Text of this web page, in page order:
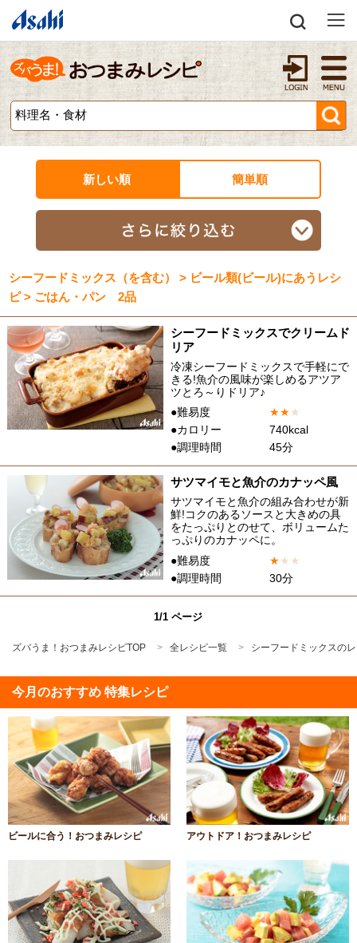
新しい順 簡単順
シーフードミックス（を含む） > ビール類(ビール)にあうレシ
ピ > ごはん・パン 2品
シーフードミックスでクリームド
リア
冷凍シーフードミックスで手軽にで
きる!魚介の風味が楽しめるアツア
ツとろ～りドリア♪
●難易度
★★★
●カロリー
740kcal
●調理時間
45分
サツマイモと魚介のカナッペ風
サツマイモと魚介の組み合わせが新
鮮!コクのあるソースと大きめの具
をたっぷりとのせて、ボリュームた
っぷりのカナッペに。
●難易度
★★ ★
●調理時間
30分
1/1 ページ
ズバうま！おつまみレシピTOP 全レシピ一覧 シーフードミックスの
今月のおすすめ 特集レシピ
ビールに合う！おつまみレシピ アウトドア！おつまみレシピ